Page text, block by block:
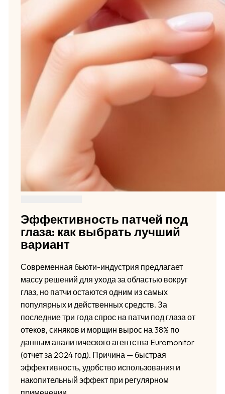
Эффективность патчей под
глаза: как выбрать лучший
вариант
Современная бьюти-индустрия предлагает
массу решений для ухода за областью вокруг
глаз, но патчи остаются одним из самых
популярных и действенных средств. За
последние три года спрос на патчи под глаза от
отеков, синяков и морщин вырос на 38% по
данным аналитического агентства Euromonitor
(отчет за 2024 год). Причина — быстрая
эффективность, удобство использования и
накопительный эффект при регулярном